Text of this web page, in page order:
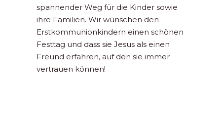
spannender Weg für die Kinder sowie
ihre Familien. Wir wünschen den
Erstkommunionkindern einen schönen
Festtag und dass sie Jesus als einen
Freund erfahren, auf den sie immer
vertrauen können!